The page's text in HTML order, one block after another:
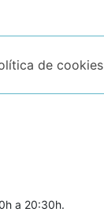
de cookies
a 20:30h.